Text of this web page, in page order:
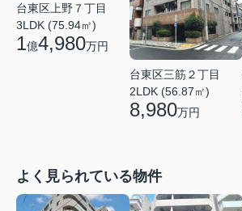
台東区上野７丁目
3LDK (75.94㎡)
1億4,980万円
台東区三筋２丁目
2LDK (56.87㎡)
8,980万円
よく見られている物件